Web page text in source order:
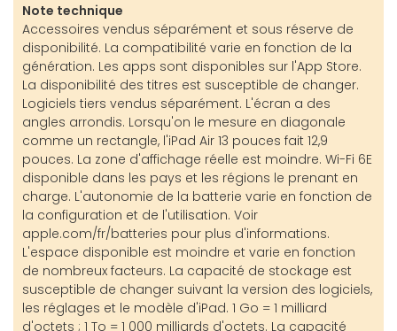
Note technique
Accessoires vendus séparément et sous réserve de
disponibilité. La compatibilité varie en fonction de la
génération. Les apps sont disponibles sur l'App Store.
La disponibilité des titres est susceptible de changer.
Logiciels tiers vendus séparément. L'écran a des
angles arrondis. Lorsqu'on le mesure en diagonale
comme un rectangle, l'iPad Air 13 pouces fait 12,9
pouces. La zone d'affichage réelle est moindre. Wi-Fi 6E
disponible dans les pays et les régions le prenant en
charge. L'autonomie de la batterie varie en fonction de
la configuration et de l'utilisation. Voir
apple.com/fr/batteries pour plus d'informations.
L'espace disponible est moindre et varie en fonction
de nombreux facteurs. La capacité de stockage est
susceptible de changer suivant la version des logiciels,
les réglages et le modèle d'iPad. 1 Go = 1 milliard
d'octets ; 1 To = 1 000 milliards d'octets. La capacité